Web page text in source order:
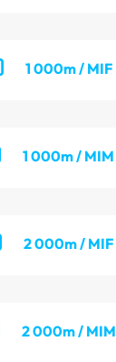
1 000m / MIF
1 000m / MIM
2 000m / MIF
2 000m / MIM